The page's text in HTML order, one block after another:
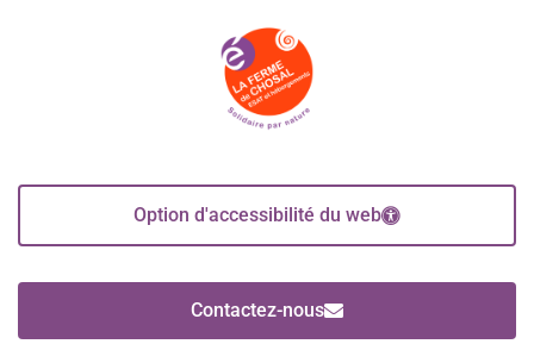
Option d'accessibilité du web
Contactez-nous